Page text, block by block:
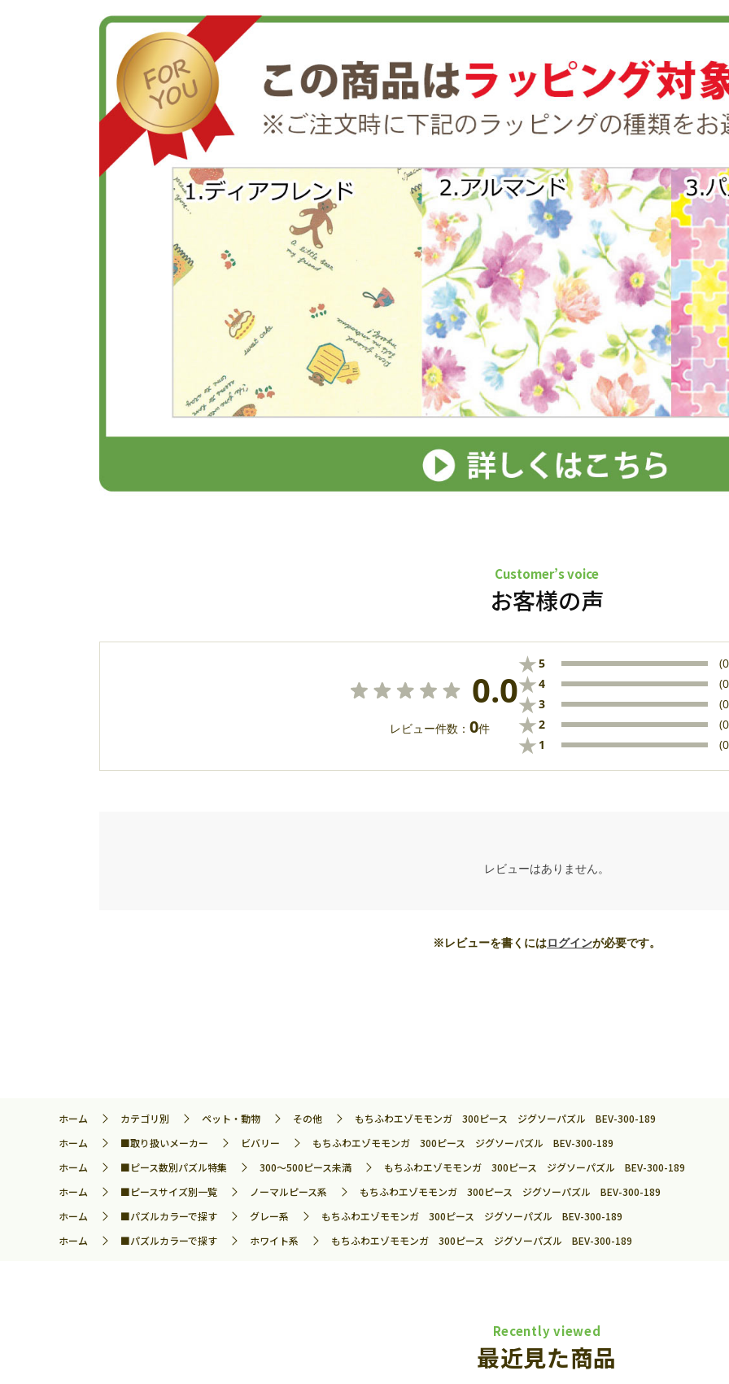
Customer’s voice
お客様の声
0.0
レビュー件数： 0件
★5
★4
★3
★2
★ 1
レビューはありません。
※レビューを書くにはログインが必要です。
ホーム カテゴリ別 ペット・動物 その他
もちふわエゾモモンガ 300ピース ジグソーパズル BEV-300-189
ホーム
■取り扱いメーカー ビバリー
もちふわエゾモモンガ 300ピース ジグソーパズル BEV-300-189
ホーム
■ピース数別パズル特集 300～500ピース未満
もちふわエゾモモンガ 300ピース ジグソーパズル BEV-300-189
ホーム
■ピースサイズ別一覧 ノーマルピース系
もちふわエゾモモンガ 300ピース ジグソーパズル BEV-300-189
ホーム
■パズルカラーで探す グレー系
もちふわエゾモモンガ 300ピース ジグソーパズル BEV-300-189
ホーム
■パズルカラーで探す ホワイト系 もちふわエゾモモンガ 300ピース ジグソーパズル BEV-300-189
Recently viewed
最近見た商品